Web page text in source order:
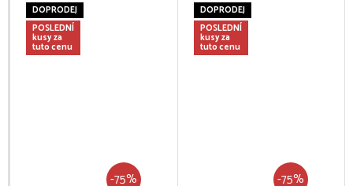
DOPRODEJ
POSLEDNÍ
kusy za
tuto cenu
-75%
DOPRODEJ
POSLEDNÍ
kusy za
tuto cenu
-75%